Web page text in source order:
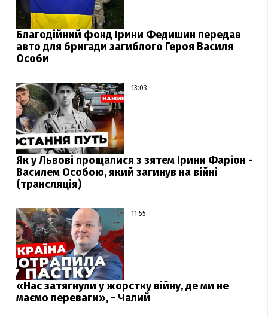
Благодійний фонд Ірини Федишин передав
авто для бригади загиблого Героя Василя
Особи
13:03
Як у Львові прощалися з зятем Ірини Фаріон -
Василем Особою, який загинув на війні
(трансляція)
11:55
«Нас затягнули у жорстку війну, де ми не
маємо переваги», - Чалий